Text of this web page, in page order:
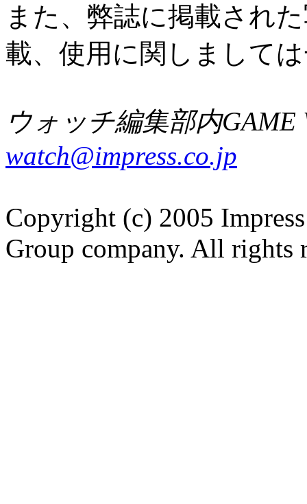
また、弊誌に掲載され
載、使用に関しまして
ウォッチ編集部内GAME
watch@impress.co.jp
Copyright (c) 2005
Group company. All rights